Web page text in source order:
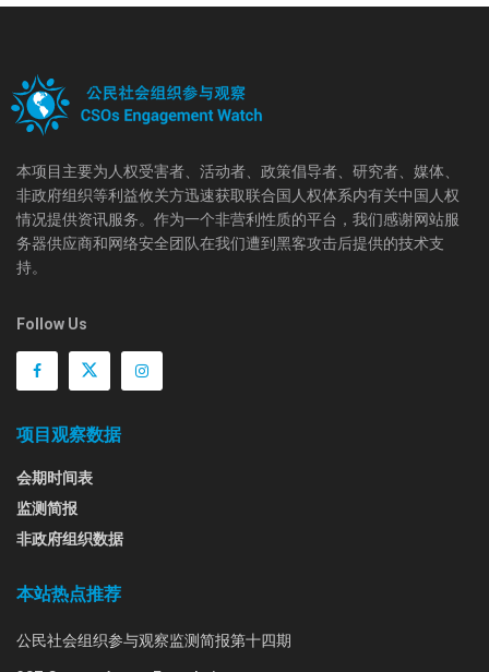
本项目主要为人权受害者、活动者、政策倡导者、研究者、媒体、
非政府组织等利益攸关方迅速获取联合国人权体系内有关中国人权
情况提供资讯服务。作为一个非营利性质的平台，我们感谢网站服
务器供应商和网络安全团队在我们遭到黑客攻击后提供的技术支
持。
Follow Us
项目观察数据
会期时间表
监测简报
非政府组织数据
本站热点推荐
公民社会组织参与观察监测简报第十四期